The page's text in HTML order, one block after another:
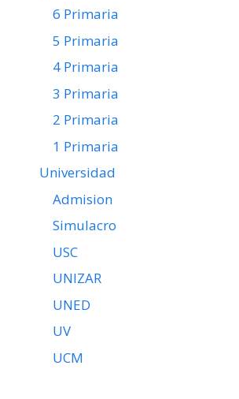
6 Primaria
5 Primaria
4 Primaria
3 Primaria
2 Primaria
1 Primaria
Universidad
Admision
Simulacro
USC
UNIZAR
UNED
UV
UCM